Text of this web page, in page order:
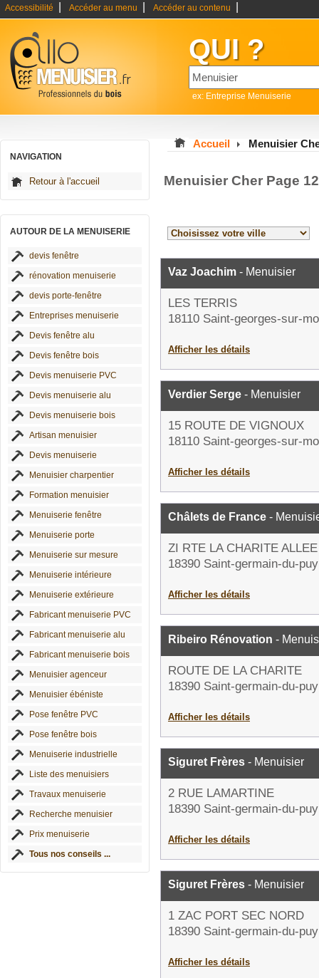
Accessibilité Accéder au menu Accéder au contenu
QUI ?
ex: Entreprise Menuiserie
NAVIGATION
Retour à l'accueil
AUTOUR DE LA MENUISERIE
devis fenêtre
rénovation menuiserie
devis porte-fenêtre
Entreprises menuiserie
Devis fenêtre alu
Devis fenêtre bois
Devis menuiserie PVC
Devis menuiserie alu
Devis menuiserie bois
Artisan menuisier
Devis menuiserie
Menuisier charpentier
Formation menuisier
Menuiserie fenêtre
Menuiserie porte
Menuiserie sur mesure
Menuiserie intérieure
Menuiserie extérieure
Fabricant menuiserie PVC
Fabricant menuiserie alu
Fabricant menuiserie bois
Menuisier agenceur
Menuisier ébéniste
Pose fenêtre PVC
Pose fenêtre bois
Menuiserie industrielle
Liste des menuisiers
Travaux menuiserie
Recherche menuisier
Prix menuiserie
Tous nos conseils ...
Accueil Menuisier
Menuisier Cher Page 12
Vaz Joachim - Menuisier
LES TERRIS
18110 Saint-georges-sur-
Afficher les détails
Verdier Serge - Menuisier
15 ROUTE DE VIGNOUX
18110 Saint-georges-sur-
Afficher les détails
Châlets de France -
ZI RTE LA CHARITE
18390 Saint-germain-du-puy
Afficher les détails
Ribeiro Rénovation -
ROUTE DE LA CHARITE
18390 Saint-germain-du-puy
Afficher les détails
Siguret Frères - Menuisier
2 RUE LAMARTINE
18390 Saint-germain-du-puy
Afficher les détails
Siguret Frères - Menuisier
1 ZAC PORT SEC NORD
18390 Saint-germain-du-puy
Afficher les détails